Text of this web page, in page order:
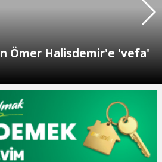
Ömer Halisdemir'e 'vefa'